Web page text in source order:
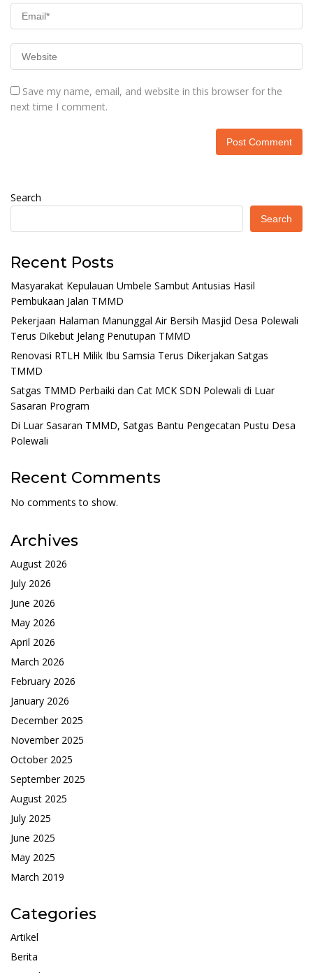
Save my name, email, and website in this browser for the
next time I comment.
Search
Search
Recent Posts
Masyarakat Kepulauan Umbele Sambut Antusias Hasil
Pembukaan Jalan TMMD
Pekerjaan Halaman Manunggal Air Bersih Masjid Desa Polewali
Terus Dikebut Jelang Penutupan TMMD
Renovasi RTLH Milik Ibu Samsia Terus Dikerjakan Satgas
TMMD
Satgas TMMD Perbaiki dan Cat MCK SDN Polewali di Luar
Sasaran Program
Di Luar Sasaran TMMD, Satgas Bantu Pengecatan Pustu Desa
Polewali
Recent Comments
No comments to show.
Archives
August 2026
July 2026
June 2026
May 2026
April 2026
March 2026
February 2026
January 2026
December 2025
November 2025
October 2025
September 2025
August 2025
July 2025
June 2025
May 2025
March 2019
Categories
Artikel
Berita